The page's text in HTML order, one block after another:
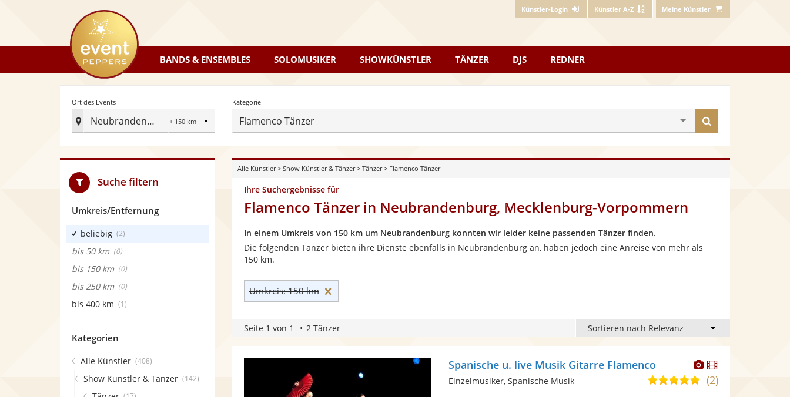
Künstler-Login Künstler A-Z Meine Künstler
eventpeppers
BANDS & ENSEMBLES SOLOMUSIKER SHOWKÜNSTLER TÄNZER DJS REDNER
Ort des Events
Neubrandenburg
Radius
Ort
Events
festlegen
Kategorie
Flamenco Tänzer
finden
Alle Künstler> Show Künstler & Tänzer> Tänzer> Flamenco Tänzer
Ihre Suchergebnisse für
Flamenco Tänzer in Neubrandenburg, Mecklenburg-Vorpommern
In einem Umkreis von 150 km um Neubrandenburg konnten wir leider keine passenden Tänzer finden.
Die folgenden Tänzer bieten ihre Dienste ebenfalls in Neubrandenburg an, haben jedoch eine Anreise von mehr als
150 km.
Umkreis: 150 km
Seite 1 von 1 2 Tänzer
Dieser
Künstler
stellt
Dieser
Künstler
Spanische u. live Musik Gitarre Flamenco
4,8(2)
Einzelmusiker, Spanische Musik
Suche filtern
Umkreis/Entfernung
beliebig (2)
bis 50 km (0)
bis 150 km (0)
bis 250 km (0)
bis 400 km (1)
Kategorien
Alle Künstler (408)
Show Künstler & Tänzer (142)